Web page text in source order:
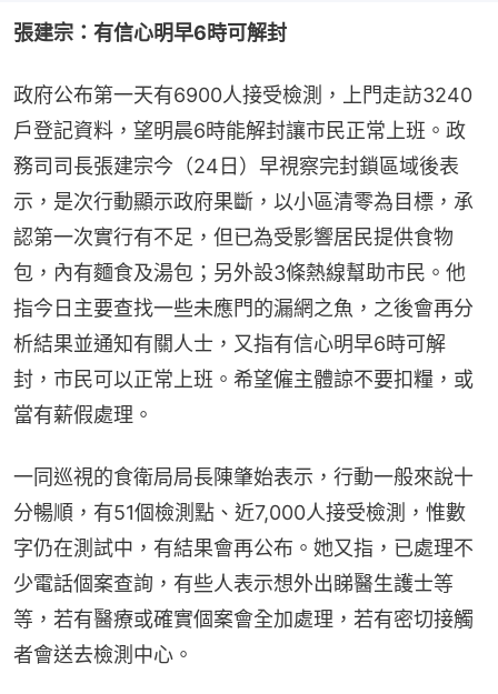
張建宗：有信心明早6時可解封
政府公布第一天有6900人接受檢測，上門走訪3240
戶登記資料，望明晨6時能解封讓市民正常上班。政
務司司長張建宗今（24日）早視察完封鎖區域後表
示，是次行動顯示政府果斷，以小區清零為目標，承
認第一次實行有不足，但已為受影響居民提供食物
包，內有麵食及湯包；另外設3條熱線幫助市民。他
指今日主要查找一些未應門的漏網之魚，之後會再分
析結果並通知有關人士，又指有信心明早6時可解
封，市民可以正常上班。希望僱主體諒不要扣糧，或
當有薪假處理。
一同巡視的食衛局局長陳肇始表示，行動一般來說十
分暢順，有51個檢測點、近7,000人接受檢測，惟數
字仍在測試中，有結果會再公布。她又指，已處理不
少電話個案查詢，有些人表示想外出睇醫生護士等
等，若有醫療或確實個案會全加處理，若有密切接觸
者會送去檢測中心。